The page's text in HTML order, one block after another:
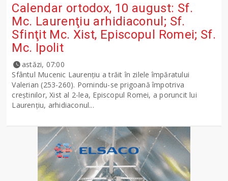
Calendar ortodox, 10 august: Sf.
Mc. Laurenţiu arhidiaconul; Sf.
Sfinţit Mc. Xist, Episcopul Romei; Sf.
Mc. Ipolit
astăzi, 07:00
Sfântul Mucenic Laurenţiu a trăit în zilele împăratului
Valerian (253-260). Pornindu-se prigoană împotriva
creştinilor, Xist al 2-lea, Episcopul Romei, a poruncit lui
Laurenţiu, arhidiaconul...